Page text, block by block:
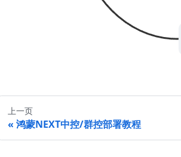
上一页
鸿蒙NEXT中控/群控部署教程